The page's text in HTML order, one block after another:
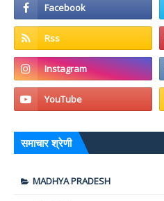
समाचार श्रेणी
MADHYA PRADESH